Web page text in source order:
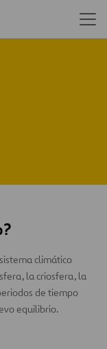
climático
la criosfera, la
de tiempo
equilibrio.